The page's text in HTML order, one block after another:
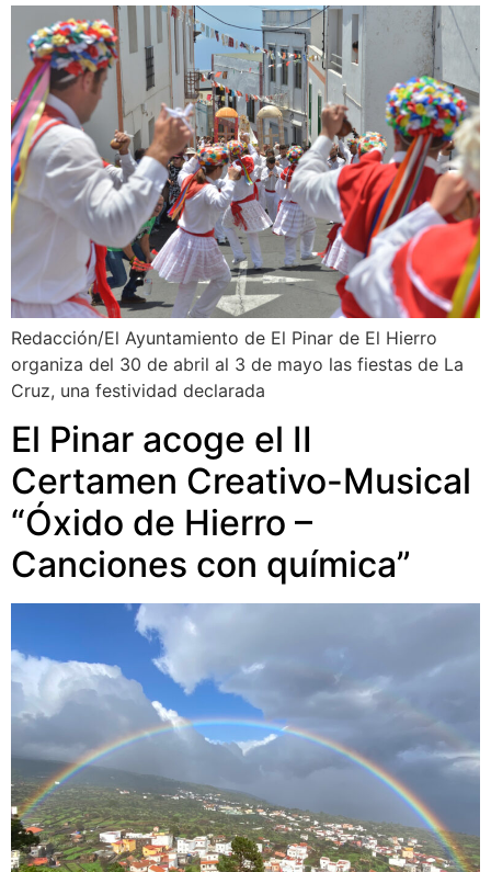
Redacción/El Ayuntamiento de El Pinar de El Hierro
organiza del 30 de abril al 3 de mayo las fiestas de La
Cruz, una festividad declarada
El Pinar acoge el II
Certamen Creativo-Musical
“Óxido de Hierro –
Canciones con química”